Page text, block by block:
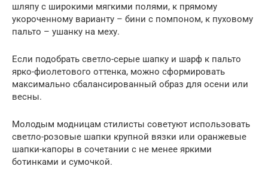
шляпу с широкими мягкими полями, к прямому
укороченному варианту – бини с помпоном, к пуховому
пальто – ушанку на меху.
Если подобрать светло-серые шапку и шарф к пальто
ярко-фиолетового оттенка, можно сформировать
максимально сбалансированный образ для осени или
весны.
Молодым модницам стилисты советуют использовать
светло-розовые шапки крупной вязки или оранжевые
шапки-капоры в сочетании с не менее яркими
ботинками и сумочкой.